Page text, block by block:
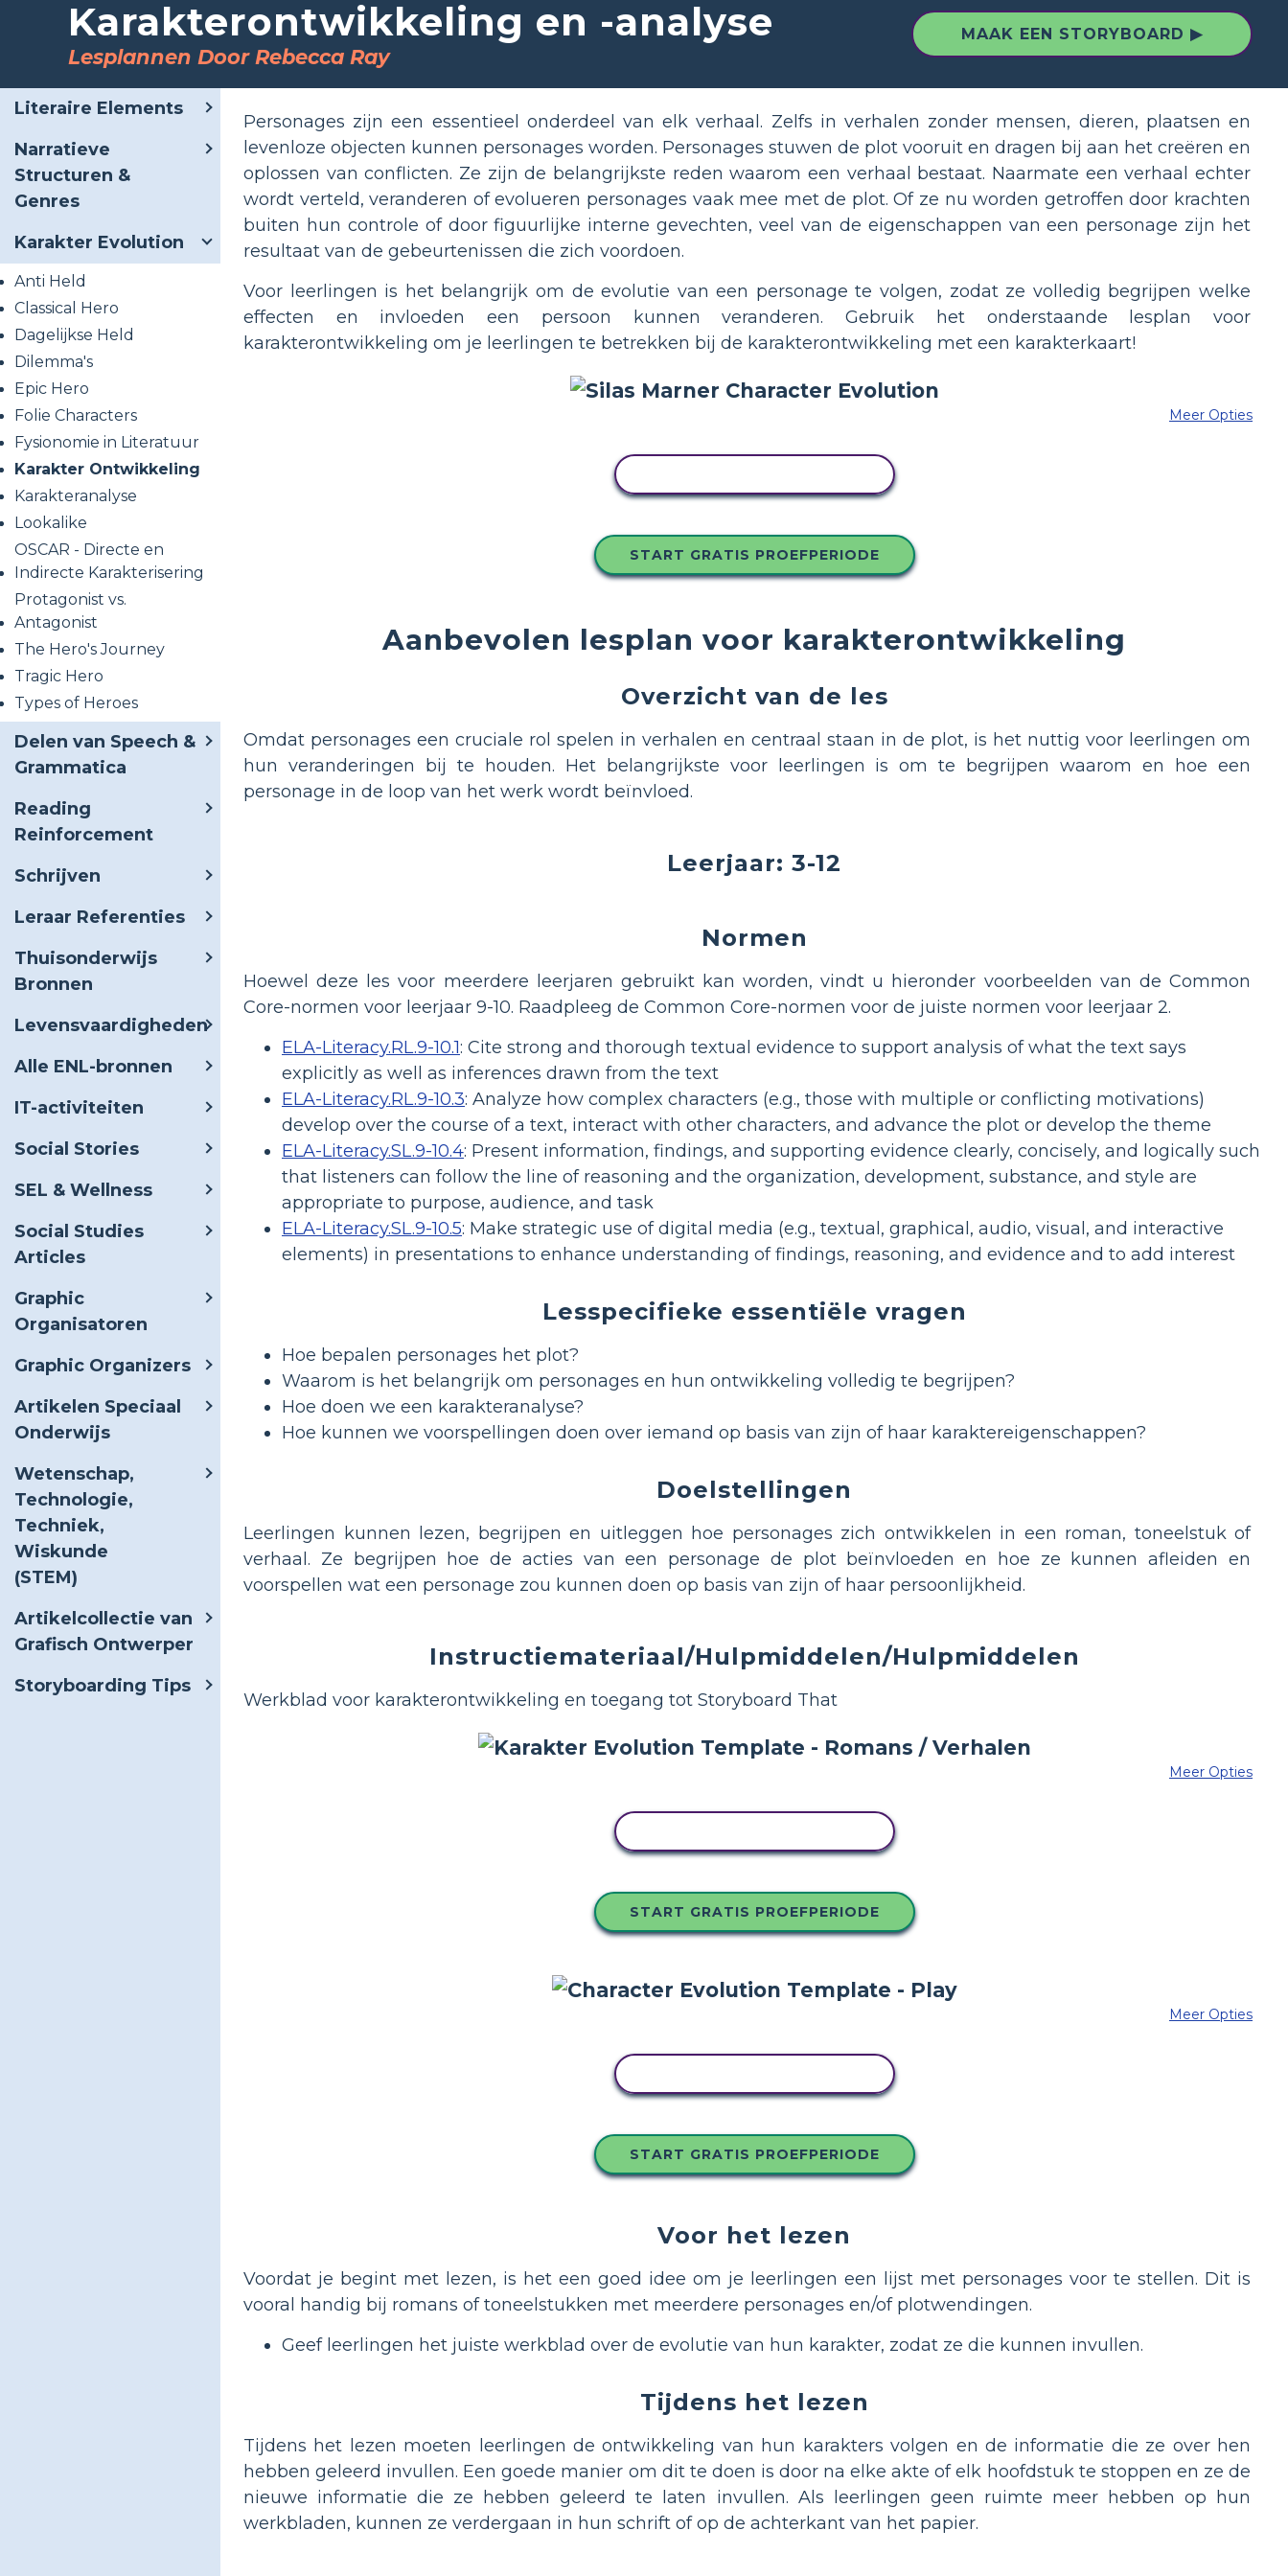
Karakterontwikkeling en -analyse
Lesplannen Door Rebecca Ray
MAAK EEN STORYBOARD ▶
Literaire Elements
Narratieve
Structuren &
Genres
Karakter Evolution
Anti Held
Classical Hero
Dagelijkse Held
Dilemma's
Epic Hero
Folie Characters
Fysionomie in Literatuur
Karakter Ontwikkeling
Karakteranalyse
Lookalike
OSCAR - Directe en
Indirecte Karakterisering
Protagonist vs.
Antagonist
The Hero's Journey
Tragic Hero
Types of Heroes
Delen van Speech &
Grammatica
Reading
Reinforcement
Schrijven
Leraar Referenties
Thuisonderwijs
Bronnen
Levensvaardigheden
Alle ENL-bronnen
IT-activiteiten
Social Stories
SEL & Wellness
Social Studies
Articles
Graphic
Organisatoren
Graphic Organizers
Artikelen Speciaal
Onderwijs
Wetenschap,
Technologie,
Techniek,
Wiskunde
(STEM)
Artikelcollectie van
Grafisch Ontwerper
Storyboarding Tips
Personages zijn een essentieel onderdeel van elk verhaal. Zelfs in verhalen zonder mensen, dieren, plaatsen en
levenloze objecten kunnen personages worden. Personages stuwen de plot vooruit en dragen bij aan het creëren en
oplossen van conflicten. Ze zijn de belangrijkste reden waarom een verhaal bestaat. Naarmate een verhaal echter
wordt verteld, veranderen of evolueren personages vaak mee met de plot. Of ze nu worden getroffen door krachten
buiten hun controle of door figuurlijke interne gevechten, veel van de eigenschappen van een personage zijn het
resultaat van de gebeurtenissen die zich voordoen.
Voor leerlingen is het belangrijk om de evolutie van een personage te volgen, zodat ze volledig begrijpen welke
effecten en invloeden een persoon kunnen veranderen. Gebruik het onderstaande lesplan voor
karakterontwikkeling om je leerlingen te betrekken bij de karakterontwikkeling met een karakterkaart!
Meer Opties
START GRATIS PROEFPERIODE
Aanbevolen lesplan voor karakterontwikkeling
Overzicht van de les
Omdat personages een cruciale rol spelen in verhalen en centraal staan in de plot, is het nuttig voor leerlingen om
hun veranderingen bij te houden. Het belangrijkste voor leerlingen is om te begrijpen waarom en hoe een
personage in de loop van het werk wordt beïnvloed.
Leerjaar: 3-12
Normen
Hoewel deze les voor meerdere leerjaren gebruikt kan worden, vindt u hieronder voorbeelden van de Common
Core-normen voor leerjaar 9-10. Raadpleeg de Common Core-normen voor de juiste normen voor leerjaar 2.
ELA-Literacy.RL.9-10.1: Cite strong and thorough textual evidence to support analysis of what the text says
explicitly as well as inferences drawn from the text
ELA-Literacy.RL.9-10.3: Analyze how complex characters (e.g., those with multiple or conflicting motivations)
develop over the course of a text, interact with other characters, and advance the plot or develop the theme
ELA-Literacy.SL.9-10.4: Present information, findings, and supporting evidence clearly, concisely, and logically such
that listeners can follow the line of reasoning and the organization, development, substance, and style are
appropriate to purpose, audience, and task
ELA-Literacy.SL.9-10.5: Make strategic use of digital media (e.g., textual, graphical, audio, visual, and interactive
elements) in presentations to enhance understanding of findings, reasoning, and evidence and to add interest
Lesspecifieke essentiële vragen
Hoe bepalen personages het plot?
Waarom is het belangrijk om personages en hun ontwikkeling volledig te begrijpen?
Hoe doen we een karakteranalyse?
Hoe kunnen we voorspellingen doen over iemand op basis van zijn of haar karaktereigenschappen?
Doelstellingen
Leerlingen kunnen lezen, begrijpen en uitleggen hoe personages zich ontwikkelen in een roman, toneelstuk of
verhaal. Ze begrijpen hoe de acties van een personage de plot beïnvloeden en hoe ze kunnen afleiden en
voorspellen wat een personage zou kunnen doen op basis van zijn of haar persoonlijkheid.
Instructiemateriaal/Hulpmiddelen/Hulpmiddelen
Werkblad voor karakterontwikkeling en toegang tot Storyboard That
Meer Opties
START GRATIS PROEFPERIODE
Meer Opties
START GRATIS PROEFPERIODE
Voor het lezen
Voordat je begint met lezen, is het een goed idee om je leerlingen een lijst met personages voor te stellen. Dit is
vooral handig bij romans of toneelstukken met meerdere personages en/of plotwendingen.
Geef leerlingen het juiste werkblad over de evolutie van hun karakter, zodat ze die kunnen invullen.
Tijdens het lezen
Tijdens het lezen moeten leerlingen de ontwikkeling van hun karakters volgen en de informatie die ze over hen
hebben geleerd invullen. Een goede manier om dit te doen is door na elke akte of elk hoofdstuk te stoppen en ze de
nieuwe informatie die ze hebben geleerd te laten invullen. Als leerlingen geen ruimte meer hebben op hun
werkbladen, kunnen ze verdergaan in hun schrift of op de achterkant van het papier.